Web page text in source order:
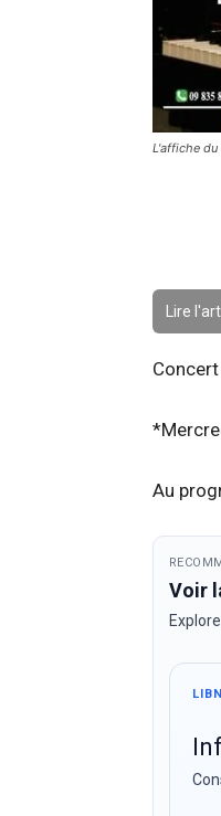
L'affiche
Lire
Au
Voir